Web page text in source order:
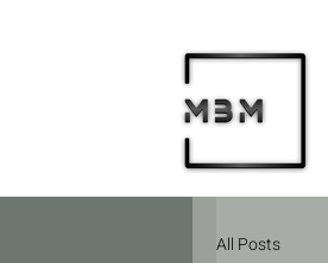
All Posts